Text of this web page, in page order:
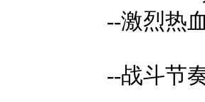
--激烈热
--战斗节